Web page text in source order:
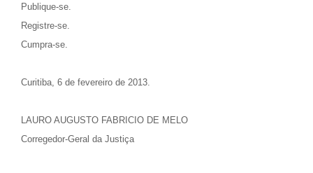
Publique-se.
Registre-se.
Cumpra-se.
Curitiba, 6 de fevereiro de 2013.
LAURO AUGUSTO FABRICIO DE MELO
Corregedor-Geral da Justiça